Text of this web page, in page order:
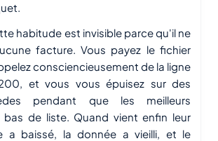
habitude est invisible parce qu'il ne
facture. Vous payez le fichier
consciencieusement de la ligne
et vous vous épuisez sur des
pendant que les meilleurs
de liste. Quand vient enfin leur
a baissé, la donnée a vieilli, et le